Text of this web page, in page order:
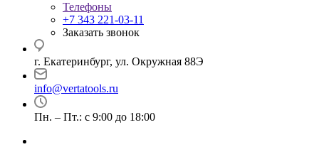
Телефоны
+7 343 221-03-11
Заказать звонок
г. Екатеринбург, ул. Окружная 88Э
info@vertatools.ru
Пн. – Пт.: с 9:00 до 18:00